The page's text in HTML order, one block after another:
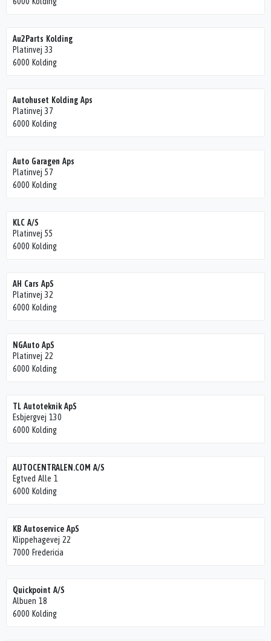
Au2Parts Kolding
Platinvej 33
6000 Kolding
Autohuset Kolding Aps
Platinvej 37
6000 Kolding
Auto Garagen Aps
Platinvej 57
6000 Kolding
KLC A/S
Platinvej 55
6000 Kolding
AH Cars ApS
Platinvej 32
6000 Kolding
NGAuto ApS
Platinvej 22
6000 Kolding
TL Autoteknik ApS
Esbjergvej 130
6000 Kolding
AUTOCENTRALEN.COM A/S
Egtved Alle 1
6000 Kolding
KB Autoservice ApS
Klippehagevej 22
7000 Fredericia
Quickpoint A/S
Albuen 18
6000 Kolding